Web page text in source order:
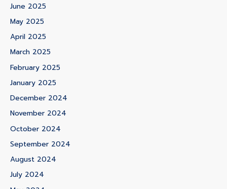
June 2025
May 2025
April 2025
March 2025
February 2025
January 2025
December 2024
November 2024
October 2024
September 2024
August 2024
July 2024